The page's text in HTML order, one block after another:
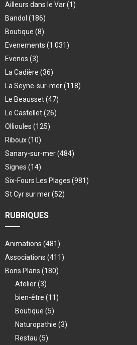
Ailleurs dans le Var(1)
Bandol (186)
Boutique (8)
Evenements (1 031)
Evenos (3)
La Cadière (36)
La Seyne-sur-mer(118)
Le Beausset(47)
Le Castellet(26)
Ollioules (125)
Riboux(10)
Sanary-sur-mer(484)
Signes (14)
Six-Fours Les Plages (981)
St Cyr sur mer(52)
RUBRIQUES
Animations (481)
Associations (411)
Bons Plans (180)
Atelier(3)
bien-être (11)
Boutique (5)
Naturopathie (3)
Restau (5)